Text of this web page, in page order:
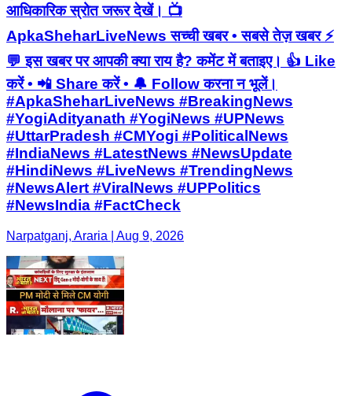
आधिकारिक स्रोत जरूर देखें। 📺
ApkaSheharLiveNews सच्ची खबर • सबसे तेज़ खबर ⚡
💬 इस खबर पर आपकी क्या राय है? कमेंट में बताइए। 👍 Like
करें • 📲 Share करें • 🔔 Follow करना न भूलें।
#ApkaSheharLiveNews #BreakingNews
#YogiAdityanath #YogiNews #UPNews
#UttarPradesh #CMYogi #PoliticalNews
#IndiaNews #LatestNews #NewsUpdate
#HindiNews #LiveNews #TrendingNews
#NewsAlert #ViralNews #UPPolitics
#NewsIndia #FactCheck
Narpatganj, Araria | Aug 9, 2026